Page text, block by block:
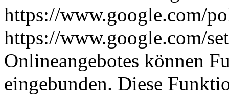
https://www.google.com/
https://www.google.com/
Onlineangebotes können
eingebunden. Diese